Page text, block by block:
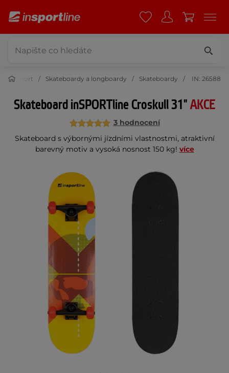
Sport Skateboardy a longboardy Skateboardy IN: 26588
Skateboard inSPORTline Croskull 31"AKCE
3 hodnocení
Skateboard s výbornými jízdními vlastnostmi, atraktivní
barevný motiv a vysoká nosnost 150 kg! více